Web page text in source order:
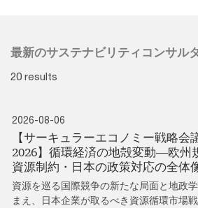
最新のサステナビリティコンサル
20 results
2026-08-06
【サーキュラーエコノミー戦略会
2026】循環経済の地殻変動―欧州
資源制約・日本の政策対応の全体
資源を巡る国際競争の新たな局面と地政
まえ、日本企業が取るべき資源循環市場